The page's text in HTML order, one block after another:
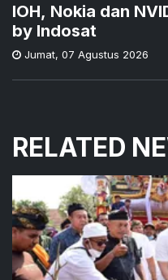
IOH, Nokia dan
by Indosat
Jumat, 07 Agustus 2026
RELATED